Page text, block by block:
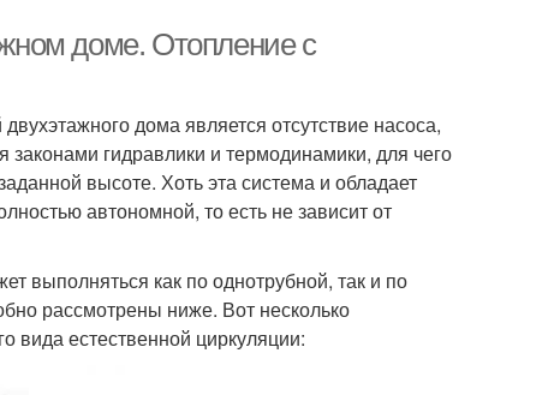
доме. Отопление с
дома является отсутствие насоса,
гидравлики и термодинамики, для чего
высоте. Хоть эта система и обладает
автономной, то есть не зависит от
выполняться как по однотрубной, так и по
рассмотрены ниже. Вот несколько
вида естественной циркуляции: